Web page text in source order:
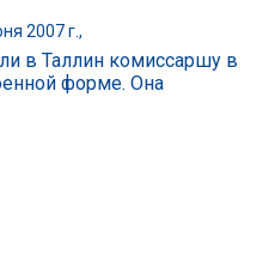
2007 г.,
в Таллин комиссаршу в
форме. Она